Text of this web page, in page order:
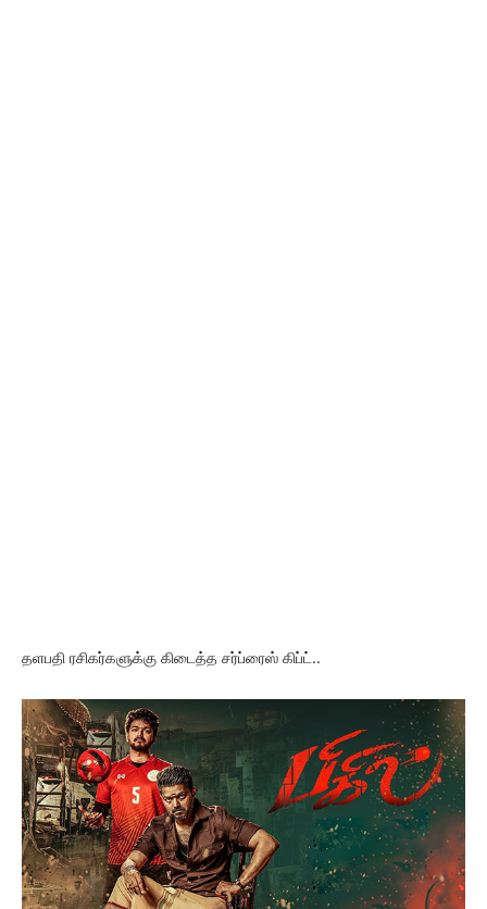
தளபதி ரசிகர்களுக்கு கிடைத்த சர்ப்ரைஸ் கிப்ட்..